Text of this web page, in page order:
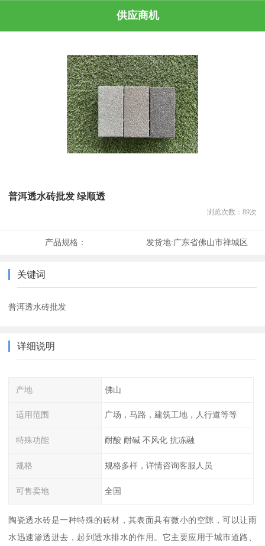
供应商机
普洱透水砖批发 绿顺透
浏览次数： 89次
产品规格： 发货地:广东省佛山市禅城区
关键词
普洱透水砖批发
详细说明
产地 佛山
适用范围 广场，马路，建筑工地，人行道等等
特殊功能 耐酸 耐碱 不风化 抗冻融
规格 规格多样，详情咨询客服人员
可售卖地 全国
陶瓷透水砖是一种特殊的砖材，其表面具有微小的空隙，可以让雨
水迅速渗透进去，起到透水排水的作用。它主要应用于城市道路、